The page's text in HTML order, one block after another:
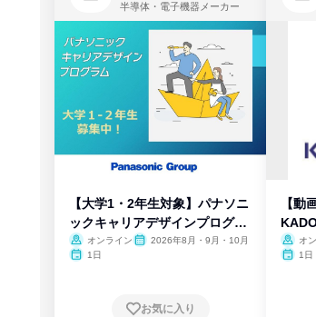
半導体・電子機器メーカー
【大学1・2年生対象】パナソニ
ックキャリアデザインプログラ
ム
オンライン
2026年8月・9月・10月
1日
お気に入り
【動
オ
1日